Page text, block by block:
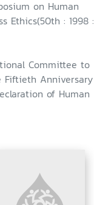
Bangkok
on Human
Ethics(50th : 1998 :
Committee to
Fiftieth Anniversary
of Human